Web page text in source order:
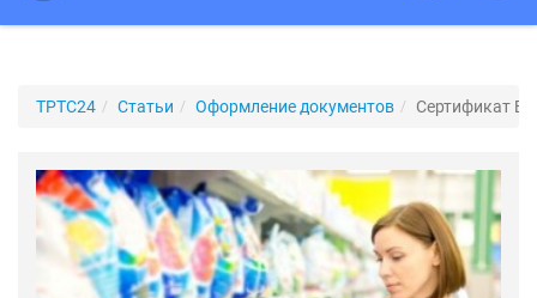
ТРТС24 Статьи Оформление документов Сертификат